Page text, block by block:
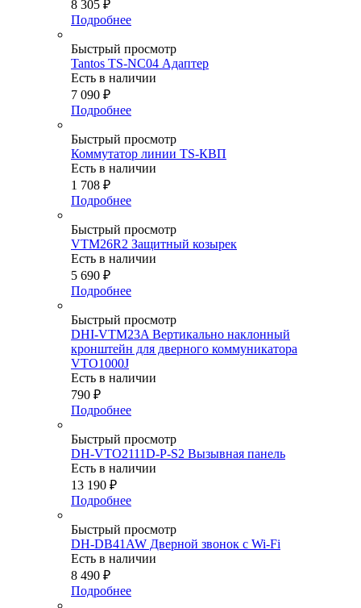
8 305 ₽
Подробнее
Быстрый просмотр
Tantos TS-NC04 Адаптер
Есть в наличии
7 090 ₽
Подробнее
Быстрый просмотр
Коммутатор линии TS-КВП
Есть в наличии
1 708 ₽
Подробнее
Быстрый просмотр
VTM26R2 Защитный козырек
Есть в наличии
5 690 ₽
Подробнее
Быстрый просмотр
DHI-VTM23A Вертикально наклонный
кронштейн для дверного коммуникатора
VTO1000J
Есть в наличии
790 ₽
Подробнее
Быстрый просмотр
DH-VTO2111D-P-S2 Вызывная панель
Есть в наличии
13 190 ₽
Подробнее
Быстрый просмотр
DH-DB41AW Дверной звонок с Wi-Fi
Есть в наличии
8 490 ₽
Подробнее